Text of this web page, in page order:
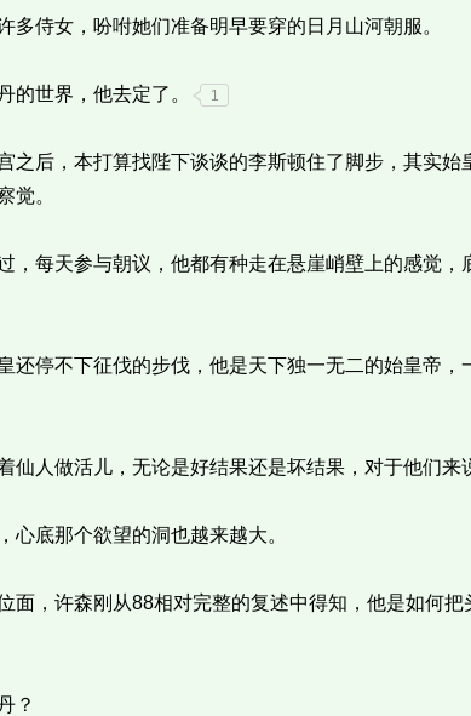
侍女，吩咐她们准备明早要穿的日月山河朝服。
世界，他去定了。 1
后，本打算找陛下谈谈的李斯顿住了脚步，其实始
觉。
每天参与朝议，他都有种走在悬崖峭壁上的感觉，
停不下征伐的步伐，他是天下独一无二的始皇帝，
人做活儿，无论是好结果还是坏结果，对于他们来
底那个欲望的洞也越来越大。
，许森刚从88相对完整的复述中得知，他是如何把
？